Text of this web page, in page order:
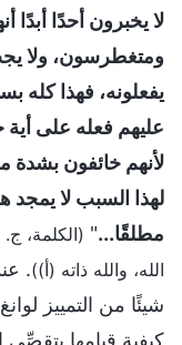
لا يخبرون أحدًا أبدًا
ومتغطرسون، ولا
يفعلونه، فهذا كله
عليهم فعله على أية
لأنهم خائفون بشدة
لهذا السبب لا يمجد
مطلقًا..."
الله، والله ذاته (أ)).
شيئًا من التمييز
كيفية قيامها